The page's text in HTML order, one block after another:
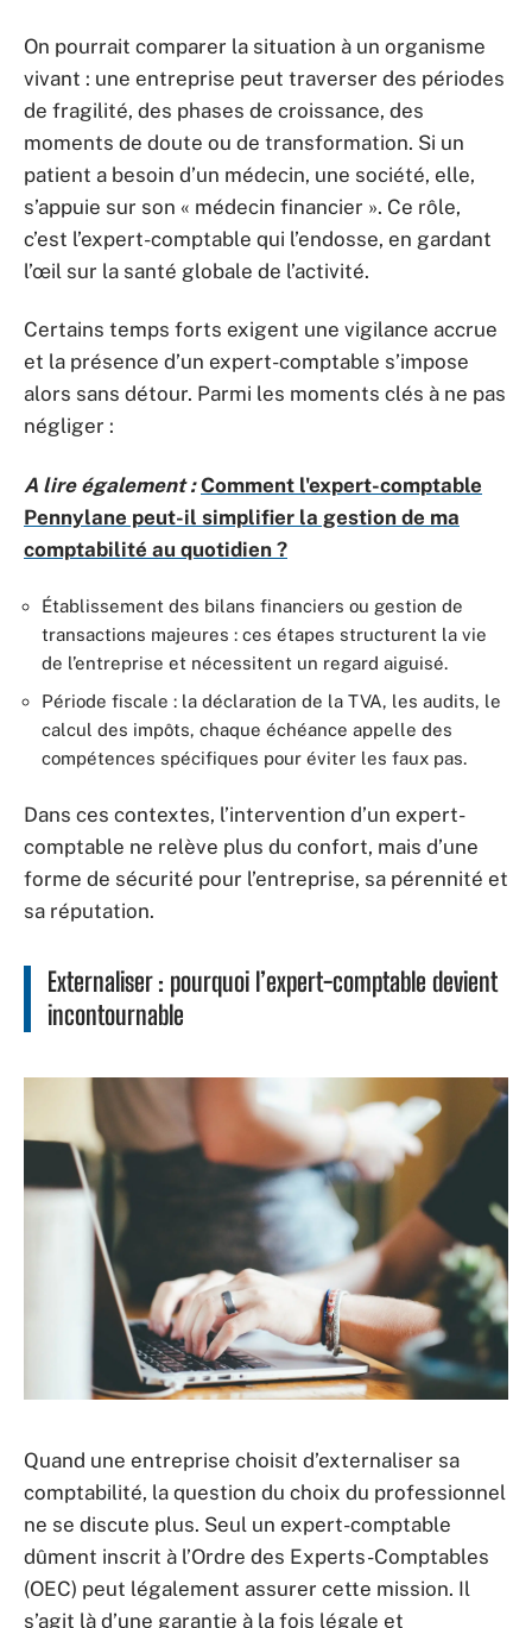
On pourrait comparer la situation à un organisme
vivant : une entreprise peut traverser des périodes
de fragilité, des phases de croissance, des
moments de doute ou de transformation. Si un
patient a besoin d’un médecin, une société, elle,
s’appuie sur son « médecin financier ». Ce rôle,
c’est l’expert-comptable qui l’endosse, en gardant
l’œil sur la santé globale de l’activité.
Certains temps forts exigent une vigilance accrue
et la présence d’un expert-comptable s’impose
alors sans détour. Parmi les moments clés à ne pas
négliger :
A lire également : Comment l'expert-comptable
Pennylane peut-il simplifier la gestion de ma
comptabilité au quotidien ?
Établissement des bilans financiers ou gestion de
transactions majeures : ces étapes structurent la vie
de l’entreprise et nécessitent un regard aiguisé.
Période fiscale : la déclaration de la TVA, les audits, le
calcul des impôts, chaque échéance appelle des
compétences spécifiques pour éviter les faux pas.
Dans ces contextes, l’intervention d’un expert-
comptable ne relève plus du confort, mais d’une
forme de sécurité pour l’entreprise, sa pérennité et
sa réputation.
Externaliser : pourquoi l’expert-comptable devient
incontournable
Quand une entreprise choisit d’externaliser sa
comptabilité, la question du choix du professionnel
ne se discute plus. Seul un expert-comptable
dûment inscrit à l’Ordre des Experts-Comptables
(OEC) peut légalement assurer cette mission. Il
s’agit là d’une garantie à la fois légale et